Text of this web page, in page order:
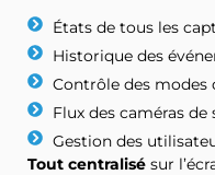
États de tous les
Historique des
Contrôle des modes
Flux des caméras de
Gestion des
Tout centralisé sur